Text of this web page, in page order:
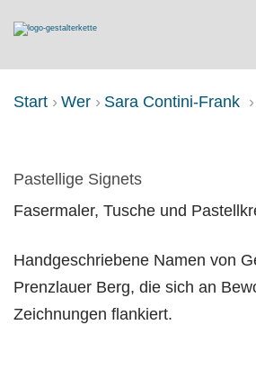
Start Wer Sara Contini-Frank
Pastellige Signets
Fasermaler, Tusche und
Handgeschriebene Namen von
Prenzlauer Berg, die sich an
Zeichnungen flankiert.